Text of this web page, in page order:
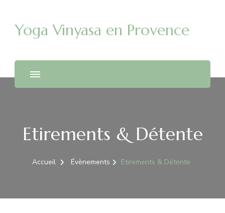
Yoga Vinyasa en Provence
Etirements & Détente
Accueil Évènements Etirements & Détente